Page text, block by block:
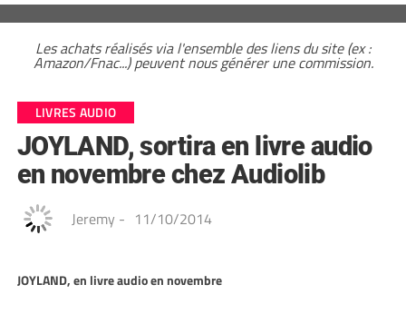
Les achats réalisés via l'ensemble des liens du site (ex :
Amazon/Fnac...) peuvent nous générer une commission.
LIVRES AUDIO
JOYLAND, sortira en livre audio
en novembre chez Audiolib
Jeremy - 11/10/2014
JOYLAND, en livre audio en novembre